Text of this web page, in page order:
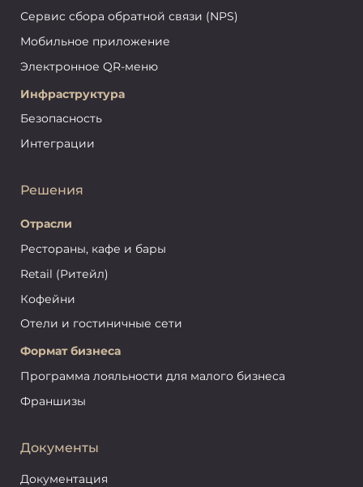
Сервис сбора обратной связи (NPS)
Мобильное приложение
Электронное QR-меню
Инфраструктура
Безопасность
Интеграции
Решения
Отрасли
Рестораны, кафе и бары
Retail (Ритейл)
Кофейни
Отели и гостиничные сети
Формат бизнеса
Программа лояльности для малого бизнеса
Франшизы
Документы
Документация